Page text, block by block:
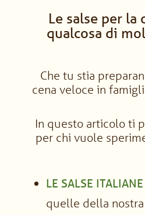
Le salse per
qualcosa di
Che tu stia
cena veloce in
In questo articolo ti
per chi vuole
LE SALSE ITALIANE
quelle della